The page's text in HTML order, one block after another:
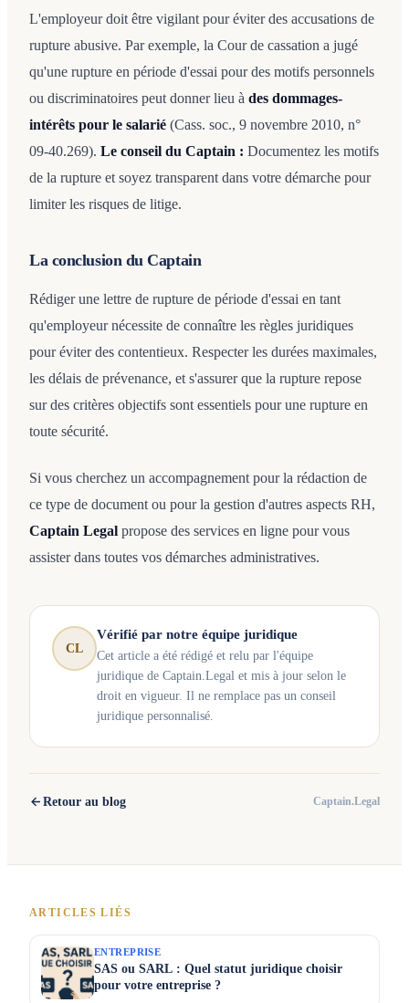
L'employeur doit être vigilant pour éviter des accusations de
rupture abusive. Par exemple, la Cour de cassation a jugé
qu'une rupture en période d'essai pour des motifs personnels
ou discriminatoires peut donner lieu à des dommages-
intérêts pour le salarié (Cass. soc., 9 novembre 2010, n°
09-40.269). Le conseil du Captain : Documentez les motifs
de la rupture et soyez transparent dans votre démarche pour
limiter les risques de litige.
La conclusion du Captain
Rédiger une lettre de rupture de période d'essai en tant
qu'employeur nécessite de connaître les règles juridiques
pour éviter des contentieux. Respecter les durées maximales,
les délais de prévenance, et s'assurer que la rupture repose
sur des critères objectifs sont essentiels pour une rupture en
toute sécurité.
Si vous cherchez un accompagnement pour la rédaction de
ce type de document ou pour la gestion d'autres aspects RH,
Captain Legal propose des services en ligne pour vous
assister dans toutes vos démarches administratives.
CL
Vérifié par notre équipe juridique
Cet article a été rédigé et relu par l'équipe
juridique de Captain.Legal et mis à jour selon le
droit en vigueur. Il ne remplace pas un conseil
juridique personnalisé.
Retour au blog Captain.Legal
ARTICLES LIÉS
ENTREPRISE
SAS ou SARL : Quel statut juridique choisir
pour votre entreprise ?